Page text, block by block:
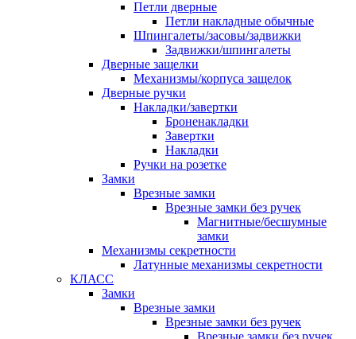
Петли дверные
Петли накладные обычные
Шпингалеты/засовы/задвижки
Задвижки/шпингалеты
Дверные защелки
Механизмы/корпуса защелок
Дверные ручки
Накладки/завертки
Броненакладки
Завертки
Накладки
Ручки на розетке
Замки
Врезные замки
Врезные замки без ручек
Магнитные/бесшумные
замки
Механизмы секретности
Латунные механизмы секретности
КЛАСС
Замки
Врезные замки
Врезные замки без ручек